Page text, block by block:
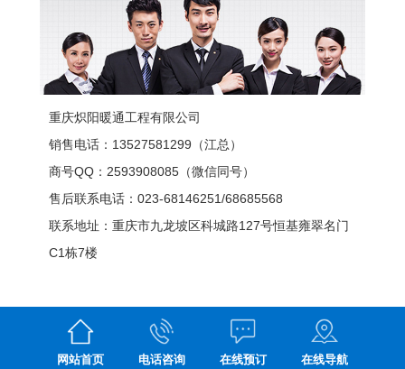
重庆炽阳暖通工程有限公司
销售电话：13527581299（江总）
商号QQ：2593908085（微信同号）
售后联系电话：023-68146251/68685568
联系地址：重庆市九龙坡区科城路127号恒基雍翠名门
C1栋7楼
网站首页 电话咨询 在线预订 在线导航